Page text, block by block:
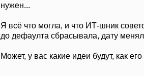
нужен...
Я всё что могла, и что ИТ-шник
до дефаулта сбрасывала, дату
Может, у вас какие идеи будут, как